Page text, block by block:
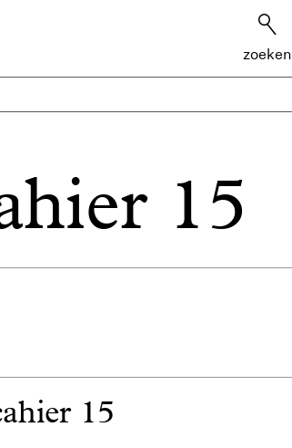
zoeken
15
15